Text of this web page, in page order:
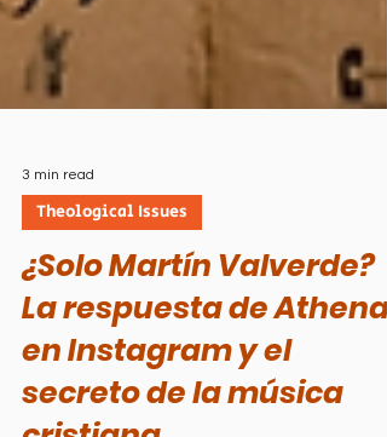
3 min read
Theological Issues
¿Solo Martín Valverde?
La respuesta de Athenas